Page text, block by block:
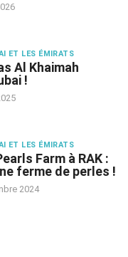
ET LES ÉMIRATS
Al Khaimah
!
ET LES ÉMIRATS
Farm à RAK :
ferme de perles !
2024